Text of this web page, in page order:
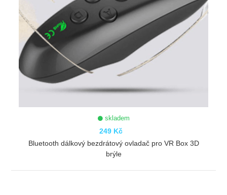
skladem
249 Kč
Bluetooth dálkový bezdrátový ovladač pro VR Box 3D
brýle